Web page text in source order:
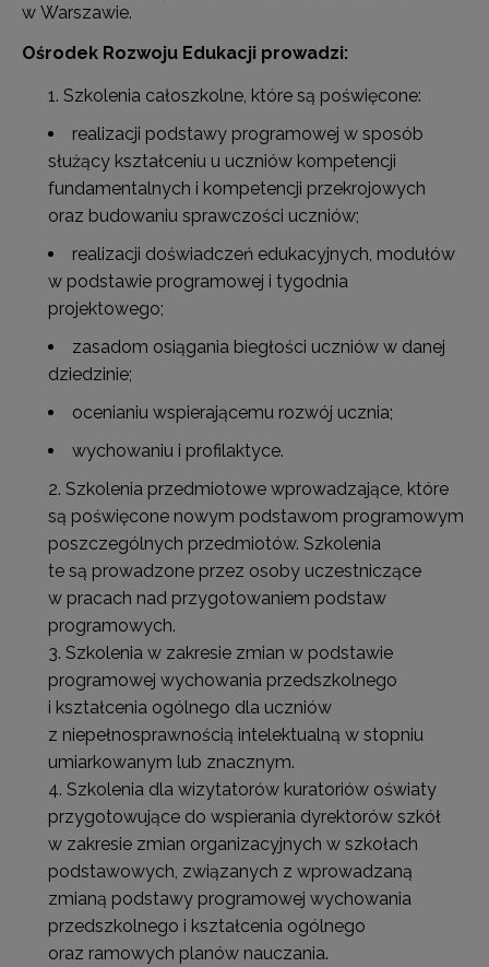
w Warszawie.
Ośrodek Rozwoju Edukacji prowadzi:
Szkolenia całoszkolne, które są poświęcone:
realizacji podstawy programowej w sposób
służący kształceniu u uczniów kompetencji
fundamentalnych i kompetencji przekrojowych
oraz budowaniu sprawczości uczniów;
realizacji doświadczeń edukacyjnych, modułów
w podstawie programowej i tygodnia
projektowego;
zasadom osiągania biegłości uczniów w danej
dziedzinie;
ocenianiu wspierającemu rozwój ucznia;
wychowaniu i profilaktyce.
Szkolenia przedmiotowe wprowadzające, które
są poświęcone nowym podstawom programowym
poszczególnych przedmiotów. Szkolenia
te są prowadzone przez osoby uczestniczące
w pracach nad przygotowaniem podstaw
programowych.
Szkolenia w zakresie zmian w podstawie
programowej wychowania przedszkolnego
i kształcenia ogólnego dla uczniów
z niepełnosprawnością intelektualną w stopniu
umiarkowanym lub znacznym.
Szkolenia dla wizytatorów kuratoriów oświaty
przygotowujące do wspierania dyrektorów szkół
w zakresie zmian organizacyjnych w szkołach
podstawowych, związanych z wprowadzaną
zmianą podstawy programowej wychowania
przedszkolnego i kształcenia ogólnego
oraz ramowych planów nauczania.